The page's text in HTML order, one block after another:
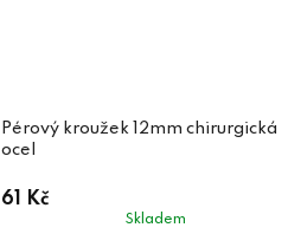
Pérový kroužek 12mm chirurgická
ocel
61 Kč
Skladem